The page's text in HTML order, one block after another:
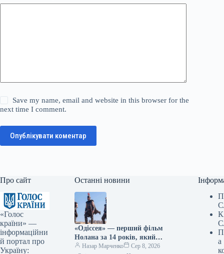
Save my name, email and website in this browser for the
next time I comment.
Опублікувати коментар
Про сайт
«Голос
країни» —
інформаційни
й портал про
Україну:
Останні новини
«Одіссея» — перший фільм
Нолана за 14 років, який
перетнув позначку в 1
Назар Марченко
Сер 8, 2026
а